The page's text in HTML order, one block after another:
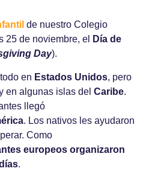
de nuestro Colegio
25 de noviembre, el
Día de
Day).
en Estados Unidos, pero
en algunas islas del Caribe.
llegó
. Los nativos les ayudaron
Como
europeos organizaron
.